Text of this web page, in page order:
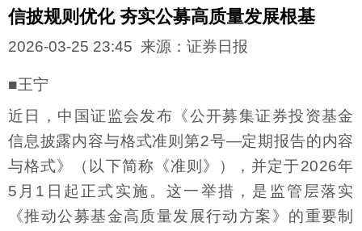
信披规则优化 夯实公募高质量发展根基
2026-03-25 23:45 来源：证券日报
■王宁
近日，中国证监会发布《公开募集证券投资基金
信息披露内容与格式准则第2号—定期报告的内容
与格式》（以下简称《准则》），并定于2026年
5月1日起正式实施。这一举措，是监管层落实
《推动公募基金高质量发展行动方案》的重要制